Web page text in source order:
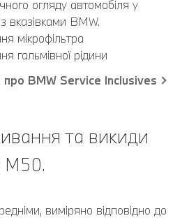
огляду автомобіля у
вказівками BMW.
мікрофільтра
гальмівної рідини
про BMW Service Inclusives
та викиди
M50.
виміряно відповідно до